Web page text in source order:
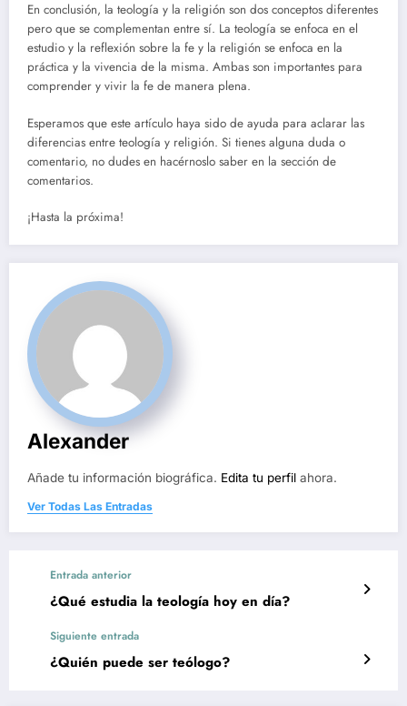
En conclusión, la teología y la religión son dos conceptos diferentes
pero que se complementan entre sí. La teología se enfoca en el
estudio y la reflexión sobre la fe y la religión se enfoca en la
práctica y la vivencia de la misma. Ambas son importantes para
comprender y vivir la fe de manera plena.
Esperamos que este artículo haya sido de ayuda para aclarar las
diferencias entre teología y religión. Si tienes alguna duda o
comentario, no dudes en hacérnoslo saber en la sección de
comentarios.
¡Hasta la próxima!
Alexander
Añade tu información biográfica. Edita tu perfil ahora.
Ver Todas Las Entradas
Entrada anterior
¿Qué estudia la teología hoy en día?
Siguiente entrada
¿Quién puede ser teólogo?